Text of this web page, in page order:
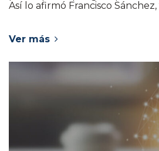
Así lo afirmó Francisco
Ver más